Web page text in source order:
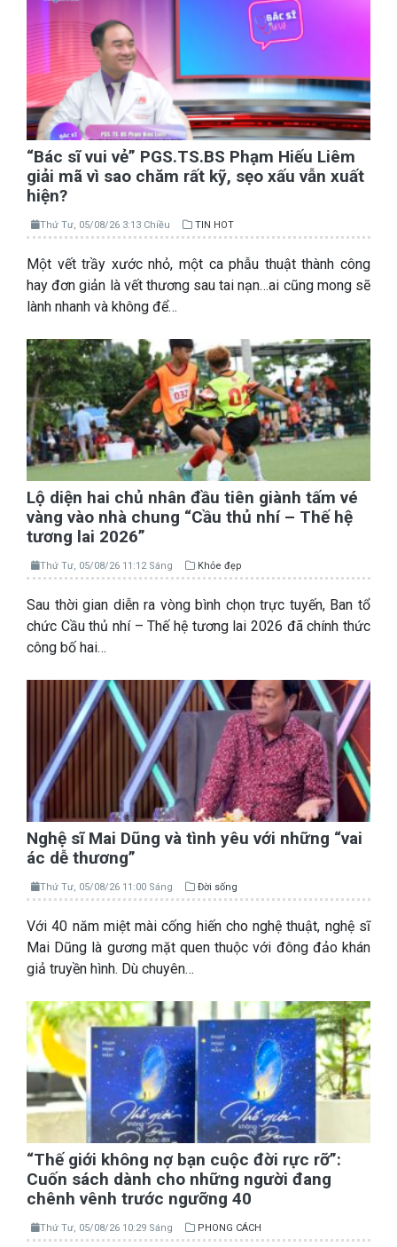
“Bác sĩ vui vẻ” PGS.TS.BS Phạm Hiếu Liêm
giải mã vì sao chăm rất kỹ, sẹo xấu vẫn xuất
hiện?
Thứ Tư, 05/08/26 3:13 Chiều TIN HOT
Một vết trầy xước nhỏ, một ca phẫu thuật thành công
hay đơn giản là vết thương sau tai nạn…ai cũng mong sẽ
lành nhanh và không để…
Lộ diện hai chủ nhân đầu tiên giành tấm vé
vàng vào nhà chung “Cầu thủ nhí – Thế hệ
tương lai 2026”
Thứ Tư, 05/08/26 11:12 Sáng Khỏe đẹp
Sau thời gian diễn ra vòng bình chọn trực tuyến, Ban tổ
chức Cầu thủ nhí – Thế hệ tương lai 2026 đã chính thức
công bố hai…
Nghệ sĩ Mai Dũng và tình yêu với những “vai
ác dễ thương”
Thứ Tư, 05/08/26 11:00 Sáng Đời sống
Với 40 năm miệt mài cống hiến cho nghệ thuật, nghệ sĩ
Mai Dũng là gương mặt quen thuộc với đông đảo khán
giả truyền hình. Dù chuyên…
“Thế giới không nợ bạn cuộc đời rực rỡ”:
Cuốn sách dành cho những người đang
chênh vênh trước ngưỡng 40
Thứ Tư, 05/08/26 10:29 Sáng PHONG CÁCH